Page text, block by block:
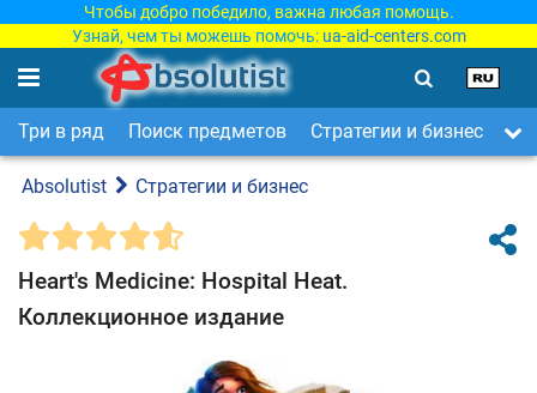
Чтобы добро победило, важна любая помощь.
Узнай, чем ты можешь помочь: ua-aid-centers.com
Три в ряд Поиск предметов Стратегии и бизнес
Absolutist Стратегии и бизнес
Heart's Medicine: Hospital Heat.
Коллекционное издание